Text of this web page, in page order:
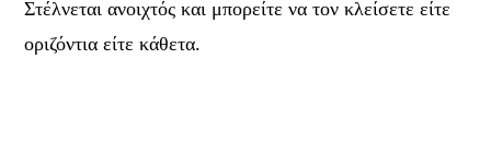
Στέλνεται ανοιχτός και μπορείτε να τον κλείσετε είτε
οριζόντια είτε κάθετα.